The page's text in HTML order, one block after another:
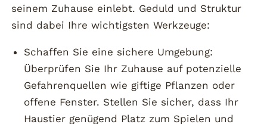
seinem Zuhause einlebt. Geduld und Struktur
sind dabei Ihre wichtigsten Werkzeuge:
Schaffen Sie eine sichere Umgebung:
Überprüfen Sie Ihr Zuhause auf potenzielle
Gefahrenquellen wie giftige Pflanzen oder
offene Fenster. Stellen Sie sicher, dass Ihr
Haustier genügend Platz zum Spielen und